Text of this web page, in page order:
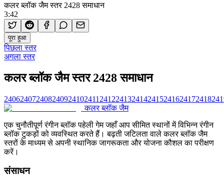
कलर ब्लॉक जैम स्तर 2428 समाधान
3:42
पूरा हुआ
पिछला स्तर
अगला स्तर
कलर ब्लॉक जैम स्तर 2428 समाधान
240624072408240924102411 2412241324142415241624172418
कलर ब्लॉक जैम
एक चुनौतीपूर्ण रंगीन ब्लॉक पहेली गेम जहाँ आप सीमित स्थानों में विभिन्न रंगीन
ब्लॉक टुकड़ों को व्यवस्थित करते हैं। बढ़ती जटिलता वाले कलर ब्लॉक जैम
स्तरों के माध्यम से अपनी स्थानिक जागरूकता और योजना कौशल का परीक्षण
करें।
संसाधन